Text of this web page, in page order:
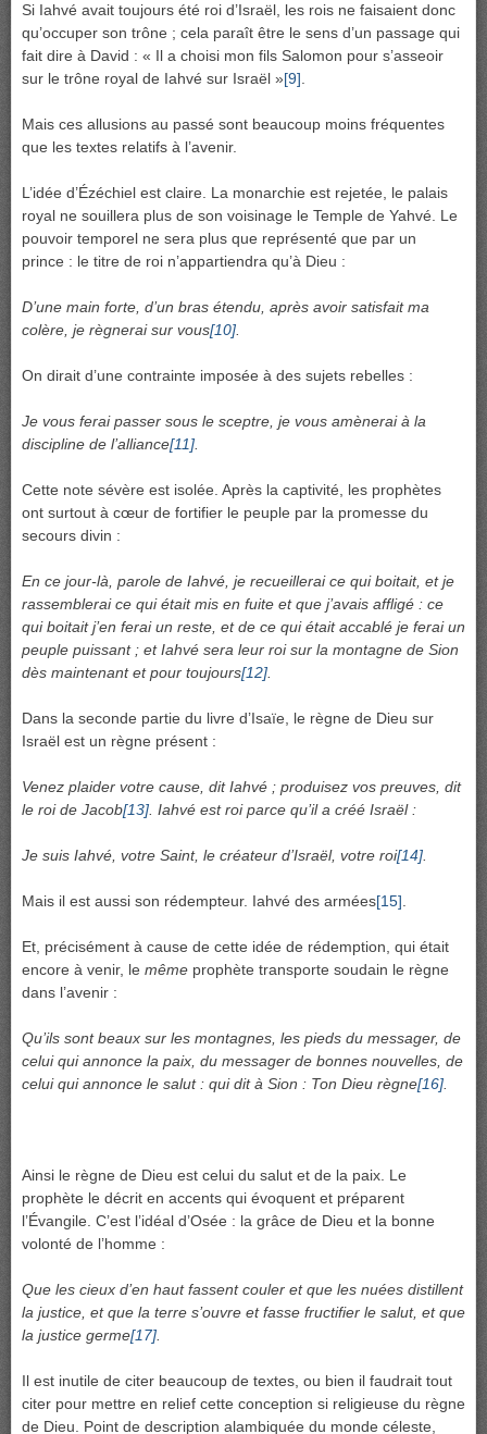
Si Iahvé avait toujours été roi d’Israël, les rois ne faisaient donc
qu’occuper son trône ; cela paraît être le sens d’un passage qui
fait dire à David : « Il a choisi mon fils Salomon pour s’asseoir
sur le trône royal de Iahvé sur Israël »[9]
Mais ces allusions au passé sont beaucoup moins fréquentes
que les textes relatifs à l’avenir.
L’idée d’Ézéchiel est claire. La monarchie est rejetée, le palais
royal ne souillera plus de son voisinage le Temple de Yahvé. Le
pouvoir temporel ne sera plus que représenté que par un
prince : le titre de roi n’appartiendra qu’à Dieu :
D’une main forte, d’un bras étendu, après avoir satisfait ma
colère, je règnerai sur vous[10]
On dirait d’une contrainte imposée à des sujets rebelles :
Je vous ferai passer sous le sceptre, je vous amènerai à la
discipline de l’alliance[11]
Cette note sévère est isolée. Après la captivité, les prophètes
ont surtout à cœur de fortifier le peuple par la promesse du
secours divin :
En ce jour-là, parole de Iahvé, je recueillerai ce qui boitait, et je
rassemblerai ce qui était mis en fuite et que j’avais affligé : ce
qui boitait j’en ferai un reste, et de ce qui était accablé je ferai un
peuple puissant ; et Iahvé sera leur roi sur la montagne de Sion
dès maintenant et pour toujours[12]
Dans la seconde partie du livre d’Isaïe, le règne de Dieu sur
Israël est un règne présent :
Venez plaider votre cause, dit Iahvé ; produisez vos preuves, dit
le roi de Jacob[13] . Iahvé est roi parce qu’il a créé Israël :
Je suis Iahvé, votre Saint, le créateur d’Israël, votre roi[14]
Mais il est aussi son rédempteur. Iahvé des armées[15]
Et, précisément à cause de cette idée de rédemption, qui était
encore à venir, le même prophète transporte soudain le règne
dans l’avenir :
Qu’ils sont beaux sur les montagnes, les pieds du messager, de
celui qui annonce la paix, du messager de bonnes nouvelles, de
celui qui annonce le salut : qui dit à Sion : Ton Dieu règne[16]
Ainsi le règne de Dieu est celui du salut et de la paix. Le
prophète le décrit en accents qui évoquent et préparent
l’Évangile. C’est l’idéal d’Osée : la grâce de Dieu et la bonne
volonté de l’homme :
Que les cieux d’en haut fassent couler et que les nuées distillent
la justice, et que la terre s’ouvre et fasse fructifier le salut, et que
la justice germe[17]
Il est inutile de citer beaucoup de textes, ou bien il faudrait tout
citer pour mettre en relief cette conception si religieuse du règne
de Dieu. Point de description alambiquée du monde céleste,